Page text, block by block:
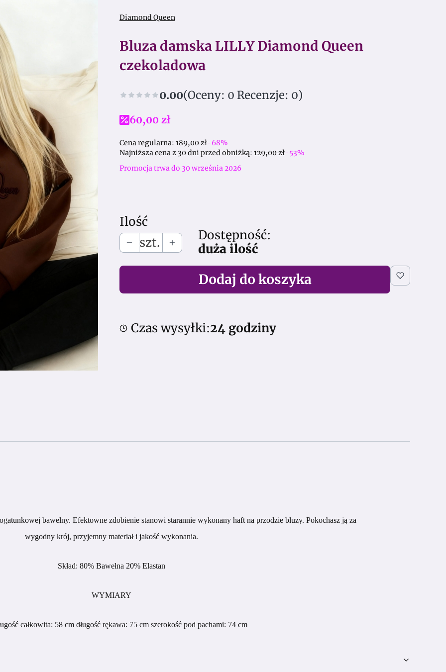
Diamond Queen
Bluza damska LILLY Diamond Queen
czekoladowa
0.00(Oceny: 0 Recenzje: 0)
60,00 zł
Cena regularna: 189,00 zł-68%
Najniższa cena z 30 dni przed obniżką: 129,00 zł-53%
Promocja trwa do 30 września 2026
Ilość
szt.
Dostępność:
duża ilość
Dodaj do koszyka
Czas wysyłki:24 godziny
bawełny. Efektowne zdobienie stanowi starannie wykonany haft na przodzie bluzy. Pokochasz ją za
wygodny krój, przyjemny materiał i jakość wykonania.
Skład: 80% Bawełna 20% Elastan
WYMIARY
całkowita: 58 cm długość rękawa: 75 cm szerokość pod pachami: 74 cm